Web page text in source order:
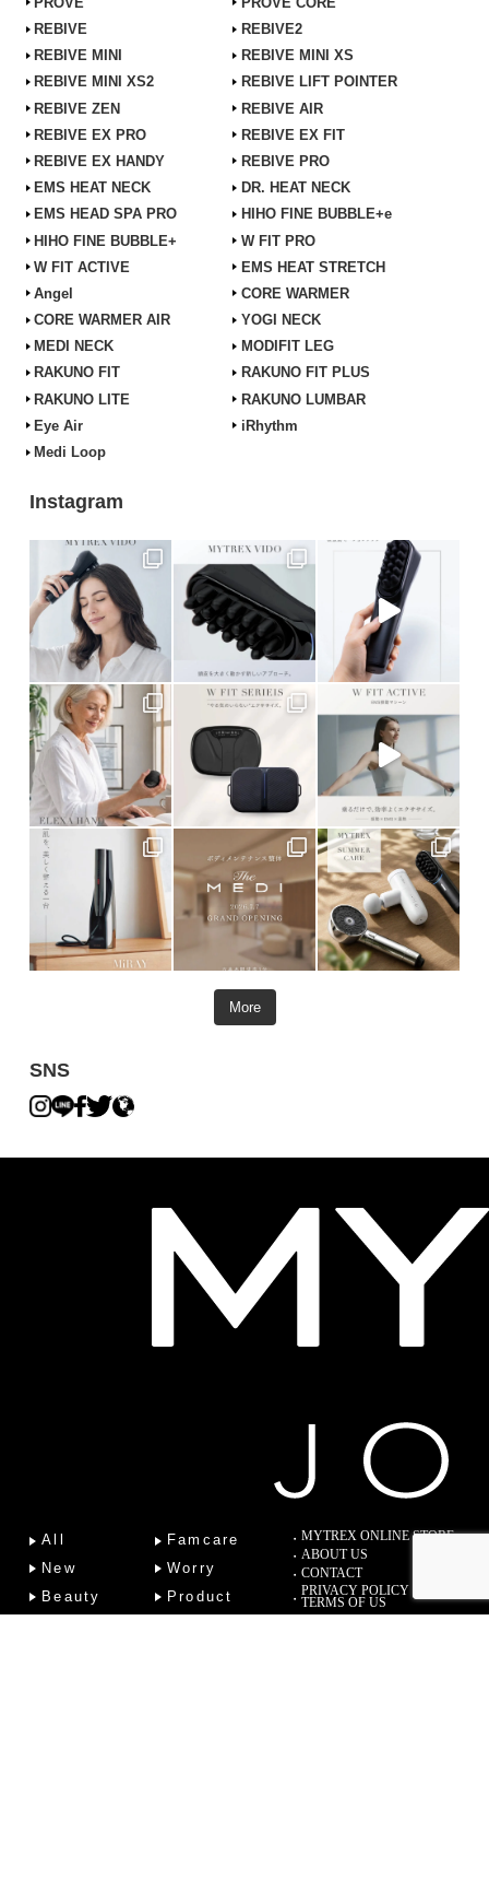
REBIVE
REBIVE2
REBIVE MINI
REBIVE MINI XS
REBIVE MINI XS2
REBIVE LIFT POINTER
REBIVE ZEN
REBIVE AIR
REBIVE EX PRO
REBIVE EX FIT
REBIVE EX HANDY
REBIVE PRO
EMS HEAT NECK
DR. HEAT NECK
EMS HEAD SPA PRO
HIHO FINE BUBBLE+e
HIHO FINE BUBBLE+
W FIT PRO
W FIT ACTIVE
EMS HEAT STRETCH
Angel
CORE WARMER
CORE WARMER AIR
YOGI NECK
MEDI NECK
MODIFIT LEG
RAKUNO FIT
RAKUNO FIT PLUS
RAKUNO LITE
RAKUNO LUMBAR
Eye Air
iRhythm
Medi Loop
Instagram
More
SNS
All
New
Beauty
Famcare
Worry
Product
MYTREX ONLINE STORE
ABOUT US
CONTACT
PRIVACY POLICY
TERMS OF US